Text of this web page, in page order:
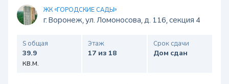
ЖК «ГОРОДСКИЕ САДЫ»
г. Воронеж, ул. Ломоносова, д. 116, секция 4
S общая
39.9
кв.м.
Этаж
17 из 18
Срок сдачи
Дом сдан